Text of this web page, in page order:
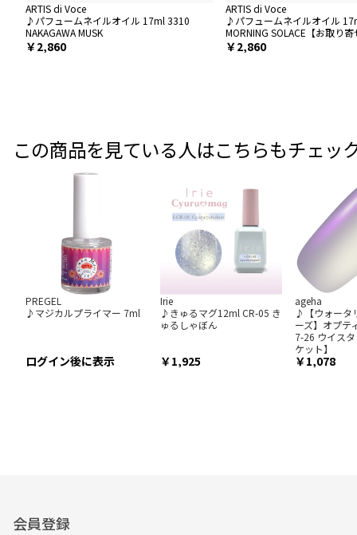
ARTIS di Voce
♪パフュームネイルオイル 17ml 3310
NAKAGAWA MUSK
￥2,860
ARTIS di Voce
♪パフュームネイルオイル
MORNING SOLACE【お取り
￥2,860
この商品を見ている人はこちらもチェッ
PREGEL
♪マジカルプライマー 7ml
ログイン後に表示
Irie
♪きゅるマグ12ml CR-05 き
ゅるしゃぼん
1,925
ageha
♪【ウォータ
ーズ】オプテ
7-26 ウイス
ケット】
1,078
会員登録